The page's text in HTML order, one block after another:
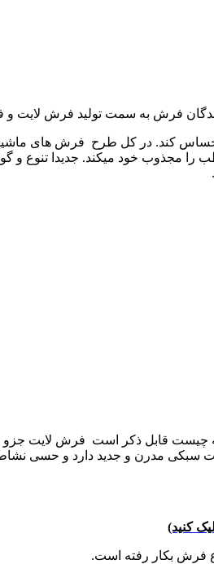
فرش به سمت تولید فرش لایت و
کند. در کل طرح فرش های
را مجذوب خود میکند. جدیدا تنوع
که چیست قابل ذکر است فرش لایت
سبکی مدرن و جدید دارد و حسی
کنید)
فرش بکار رفته است.